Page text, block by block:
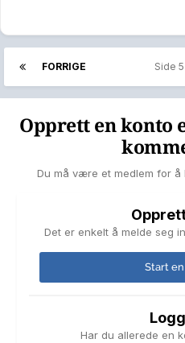
💨Vind
Vinden kommer ofte fra vest
Nordsjøen.
Stavanger har mange
Kort oppsummert:
> Stavanger har et mildt, vått
regnværsdager og få ekstreme
FORRIGE Side
Opprett en konto
Du må være et medlem for å
Det er enkelt å melde seg
Start
Har du allerede en